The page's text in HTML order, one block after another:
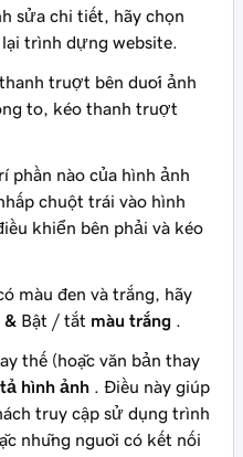
sửa chi tiết, hãy chọn
trình dựng website.
trượt bên dưới ảnh
to, kéo thanh trượt
phần nào của hình ảnh
chuột trái vào hình
khiển bên phải và kéo
màu đen và trắng, hãy
& Bật / tắt màu trắng .
thế (hoặc văn bản thay
hình ảnh . Điều này giúp
truy cập sử dụng trình
những người có kết nối